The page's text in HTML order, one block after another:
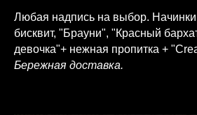
Любая надпись на выбор.
бисквит, "Брауни", "Красный
девочка"+ нежная пропитка +
Бережная доставка.